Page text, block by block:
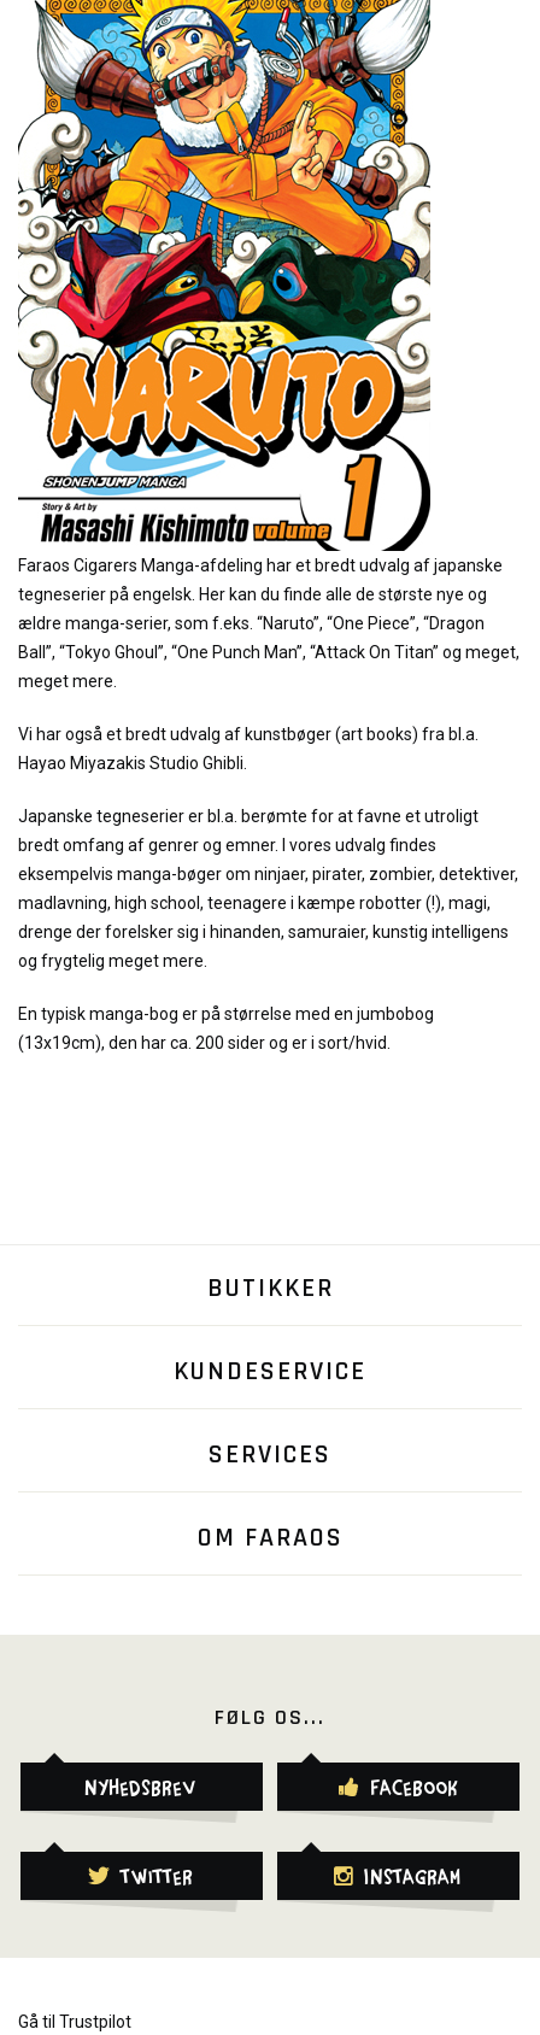
Faraos Cigarers Manga-afdeling har et bredt udvalg af japanske
tegneserier på engelsk. Her kan du finde alle de største nye og
ældre manga-serier, som f.eks. “Naruto”, “One Piece”, “Dragon
Ball”, “Tokyo Ghoul”, “One Punch Man”, “Attack On Titan” og meget,
meget mere.
Vi har også et bredt udvalg af kunstbøger (art books) fra bl.a.
Hayao Miyazakis Studio Ghibli.
Japanske tegneserier er bl.a. berømte for at favne et utroligt
bredt omfang af genrer og emner. I vores udvalg findes
eksempelvis manga-bøger om ninjaer, pirater, zombier, detektiver,
madlavning, high school, teenagere i kæmpe robotter (!), magi,
drenge der forelsker sig i hinanden, samuraier, kunstig intelligens
og frygtelig meget mere.
En typisk manga-bog er på størrelse med en jumbobog
(13x19cm), den har ca. 200 sider og er i sort/hvid.
BUTIKKER
KUNDESERVICE
SERVICES
OM FARAOS
FØLG OS...
Nyhedsbrev Facebook
Twitter Instagram
Gå til Trustpilot